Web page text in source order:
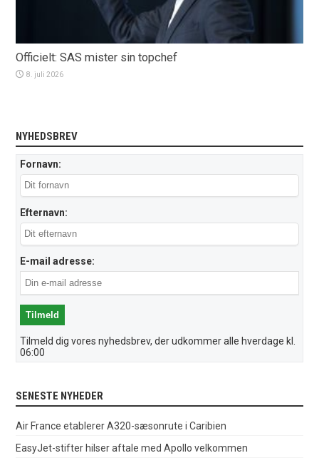
Officielt: SAS mister sin topchef
8. juli 2026
NYHEDSBREV
Fornavn:
Efternavn:
E-mail adresse:
Tilmeld dig vores nyhedsbrev, der udkommer alle hverdage kl.
06:00
SENESTE NYHEDER
Air France etablerer A320-sæsonrute i Caribien
EasyJet-stifter hilser aftale med Apollo velkommen